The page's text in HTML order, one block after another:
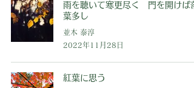
雨を聴いて寒更尽く 門を開けば落
葉多し
並木 泰淳
2022年11月28日
紅葉に思う